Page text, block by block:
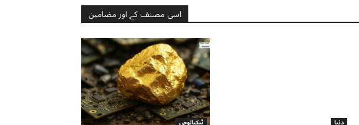
اسی مصنف کے اور مضامین
ٹیکنالوجی دنیا